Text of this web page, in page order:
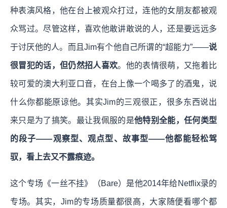
种表演风格，他在台上被观众打过，连他的女朋友都被观
众骂过。尽管这样，喜欢他敢讲敢说的人，还是要远远多
于讨厌他的人。而且Jim有个他自己所谓的“超能力”——说
很冒犯的话，但仍然招人喜欢。他的表情很萌，又拖着比
较可爱的澳大利亚口音，在台上像一个喝多了的酒鬼，说
什么你都能原谅他。其实Jim的三观很正，很多东西说出
来只是为了搞笑。最让我佩服的是他特别全能，任何类型
的段子——观察型、观点型、故事型——他都能轻松驾
驭，看上去又不露痕迹。
这个专场《一丝不挂》（Bare）是他2014年给Netflix录的
专场。其实，Jim的专场质量都很高，大家随便看哪个都